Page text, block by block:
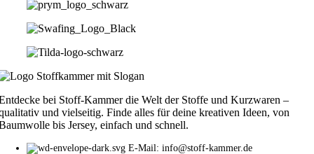
bei Stoff-Kammer die Welt der Stoffe und Kurzwaren –
und vielseitig. Finde alles für deine kreativen Ideen, von
bis Jersey, einfach und schnell.
E-Mail: info@stoff-kammer.de